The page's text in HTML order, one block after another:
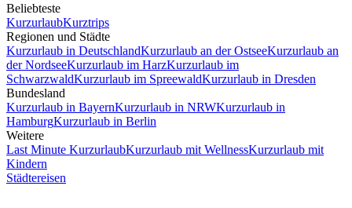
Beliebteste
KurzurlaubKurztrips
Regionen und Städte
Kurzurlaub in DeutschlandKurzurlaub an der OstseeKurzurlaub an
der NordseeKurzurlaub im HarzKurzurlaub im
SchwarzwaldKurzurlaub im SpreewaldKurzurlaub in Dresden
Bundesland
Kurzurlaub in BayernKurzurlaub in NRWKurzurlaub in
HamburgKurzurlaub in Berlin
Weitere
Last Minute KurzurlaubKurzurlaub mit WellnessKurzurlaub mit
Kindern
Städtereisen